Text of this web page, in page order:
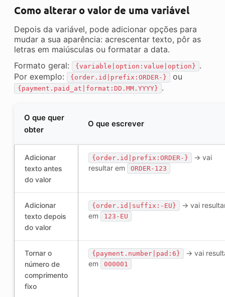
Como alterar o valor de uma variável
Depois da variável, pode adicionar opções para
mudar a sua aparência: acrescentar texto, pôr as
letras em maiúsculas ou formatar a data.
Formato geral:
{variable|option:value|option} .
Por exemplo:
{order.id|prefix:ORDER-} ou
{payment.paid_at|format:DD.MM.YYYY} .
O que quer
obter
O que escrever
Adicionar
texto antes
do valor
{order.id|prefix:ORDER-}
-> vai
resultar em
ORDER-123
Adicionar
texto depois
do valor
{order.id|suffix:-EU}
-> vai
em
123-EU
Tornar o
número de
comprimento
fixo
{payment.number|pad:6}
-> vai
em
000001